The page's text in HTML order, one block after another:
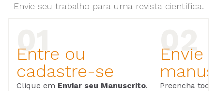
Envie seu trabalho para uma revista científica.
Entre ou
cadastre-se
Clique em Enviar seu Manuscrito.
Envie
Preencha